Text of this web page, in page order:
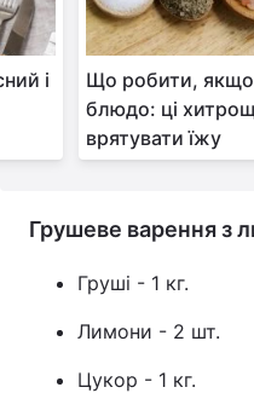
і
Що робити,
блюдо: ці
врятувати їжу
Грушеве варення з
Груші - 1 кг.
Лимони - 2 шт.
Цукор - 1 кг.